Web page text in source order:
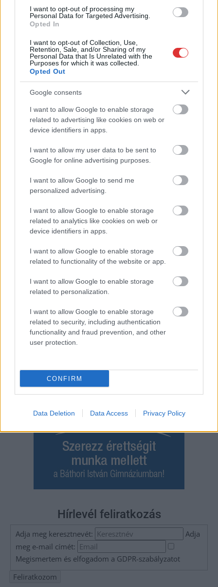
I want to opt-out of processing my
Personal Data for Targeted Advertising.
Opted In
I want to opt-out of Collection, Use,
Retention, Sale, and/or Sharing of my
Personal Data that Is Unrelated with the
Purposes for which it was collected.
Opted Out
Google consents
I want to allow Google to enable storage
related to advertising like cookies on web or
device identifiers in apps.
I want to allow my user data to be sent to
Google for online advertising purposes.
I want to allow Google to send me
personalized advertising.
I want to allow Google to enable storage
related to analytics like cookies on web or
device identifiers in apps.
I want to allow Google to enable storage
related to functionality of the website or app.
I want to allow Google to enable storage
related to personalization.
I want to allow Google to enable storage
related to security, including authentication
functionality and fraud prevention, and other
user protection.
CONFIRM
Data Deletion Data Access Privacy Policy
2026.08.05. szol24.hu
Jászberény, indul a Csángó Fesztivál
Ismét a Kárpát-medencei folklór és a hagyományőrzés
központjává válik Jászberény, ma indul a XXXIV. Csángó
Fesztivált....
JNSZ megyei hírek
Meghosszabbított hőségriasztás és
vízkorlátozások, a mezőtúri kórházban leállt a klíma
Meghosszabbította az ország egész területére érvényes,
harmadfokú hőségriasztást az Országos Tisztifőorvos
JNSZ megyei hírek
Hírlevél feliratkozás
Adja meg keresztnevét:
Adja
meg e-mail címét:
Megismertem és elfogadom a GDPR-szabályzatot